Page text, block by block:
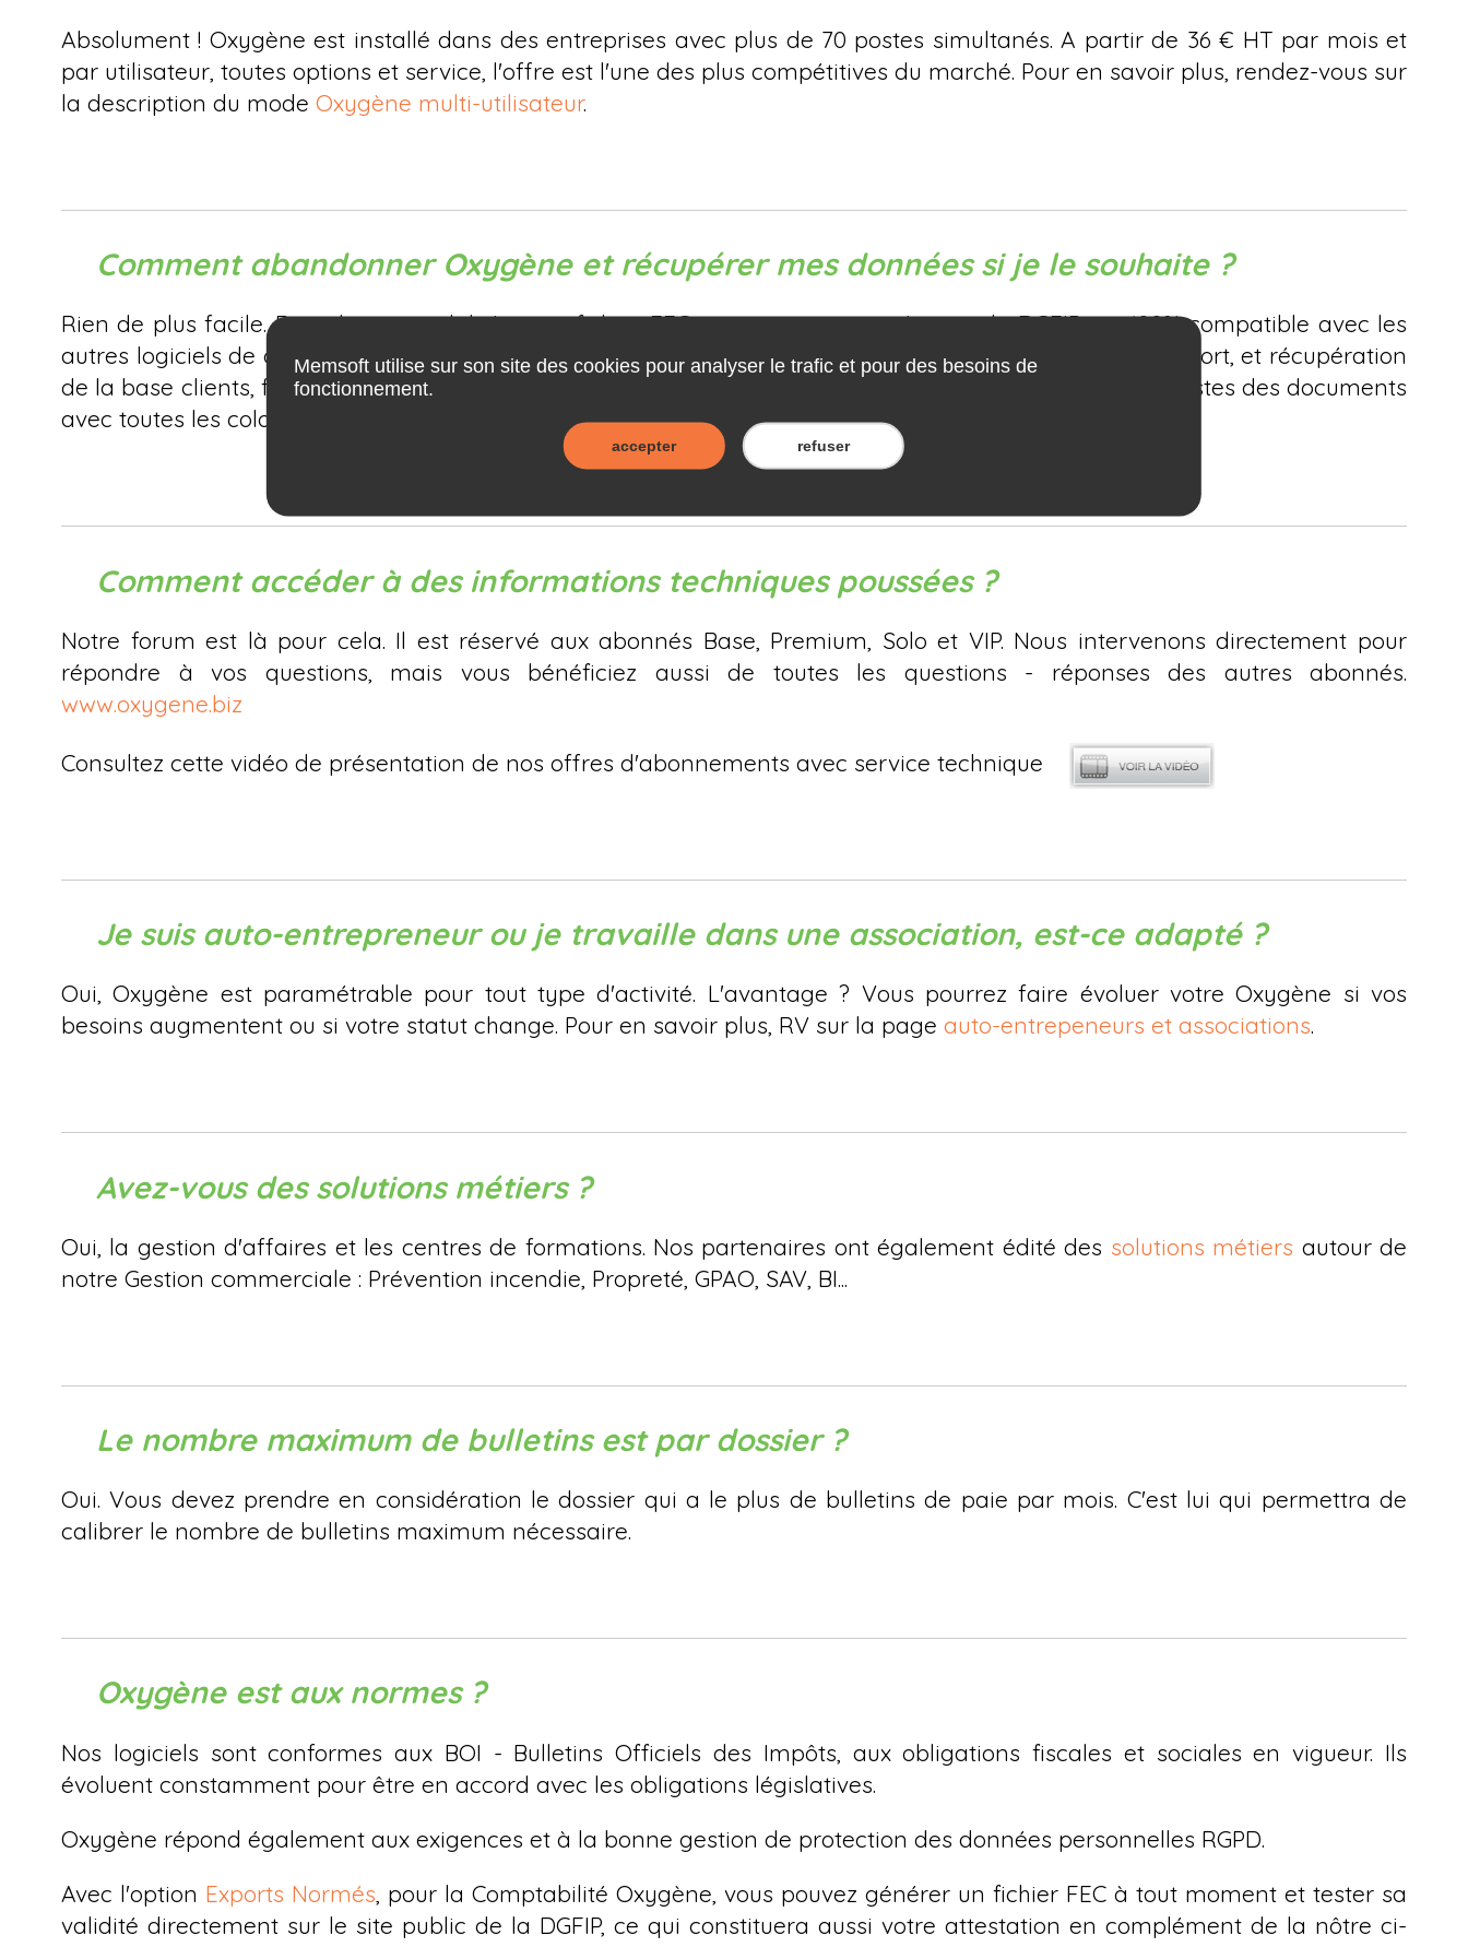
Absolument ! Oxygène est installé dans des entreprises avec plus de 70 postes simultanés. A partir de 36 € HT par mois et
par utilisateur, toutes options et service, l'offre est l'une des plus compétitives du marché. Pour en savoir plus, rendez-vous sur
la description du mode Oxygène multi-utilisateur.
Comment abandonner Oxygène et récupérer mes données si je le souhaite ?
Rien de plus facile. Dans la comptabilité, votre fichier FEC aux normes imposées par la DGFIP est 100% compatible avec les
autres logiciels de comptabilité. Dans la Gestion commerciale, menu opérations périodiques, import / export, et récupération
de la base clients, fournisseurs et articles. Pour les pièces de ventes et achats, export direct Excel sur les listes des documents
avec toutes les colonnes activées.
Comment accéder à des informations techniques poussées ?
Notre forum est là pour cela. Il est réservé aux abonnés Base, Premium, Solo et VIP. Nous intervenons directement pour
répondre à vos questions, mais vous bénéficiez aussi de toutes les questions - réponses des autres abonnés.
www.oxygene.biz
Consultez cette vidéo de présentation de nos offres d'abonnements avec service technique
Je suis auto-entrepreneur ou je travaille dans une association, est-ce adapté ?
Oui, Oxygène est paramétrable pour tout type d'activité. L'avantage ? Vous pourrez faire évoluer votre Oxygène si vos
besoins augmentent ou si votre statut change. Pour en savoir plus, RV sur la page auto-entrepeneurs et associations.
Avez-vous des solutions métiers ?
Oui, la gestion d'affaires et les centres de formations. Nos partenaires ont également édité des solutions métiers autour de
notre Gestion commerciale : Prévention incendie, Propreté, GPAO, SAV, BI...
Le nombre maximum de bulletins est par dossier ?
Oui. Vous devez prendre en considération le dossier qui a le plus de bulletins de paie par mois. C'est lui qui permettra de
calibrer le nombre de bulletins maximum nécessaire.
Oxygène est aux normes ?
Nos logiciels sont conformes aux BOI - Bulletins Officiels des Impôts, aux obligations fiscales et sociales en vigueur. Ils
évoluent constamment pour être en accord avec les obligations législatives.
Oxygène répond également aux exigences et à la bonne gestion de protection des données personnelles RGPD.
Avec l'option Exports Normés, pour la Comptabilité Oxygène, vous pouvez générer un fichier FEC à tout moment et tester sa
validité directement sur le site public de la DGFIP, ce qui constituera aussi votre attestation en complément de la nôtre ci-
Memsoft utilise sur son site des cookies pour analyser le trafic et pour des besoins de
fonctionnement.
accepter refuser